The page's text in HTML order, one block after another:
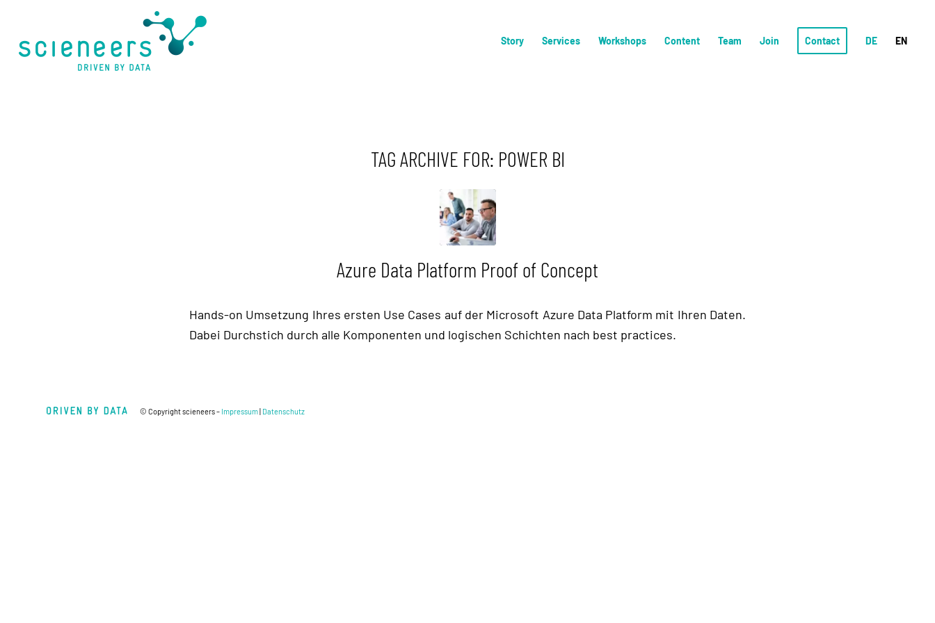
Story Services Workshops Content Team Join Contact DE EN
TAG ARCHIVE FOR: POWER BI
Azure Data Platform Proof of Concept
Hands-on Umsetzung Ihres ersten Use Cases auf der Microsoft Azure Data Platform mit Ihren Daten.
Dabei Durchstich durch alle Komponenten und logischen Schichten nach best practices.
© Copyright scieneers – Impressum| Datenschutz